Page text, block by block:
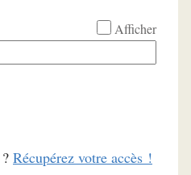
Afficher
Récupérez votre accès !